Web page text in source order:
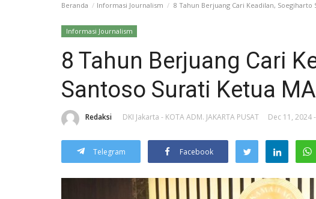
Beranda Informasi Journalism 8 Tahun Berjuang Cari Keadilan, Soegiharto
Informasi Journalism
8 Tahun Berjuang Cari
Santoso Surati Ketua MA
Redaksi DKI Jakarta - KOTA ADM. JAKARTA PUSAT Dec 11, 2024
Telegram Facebook